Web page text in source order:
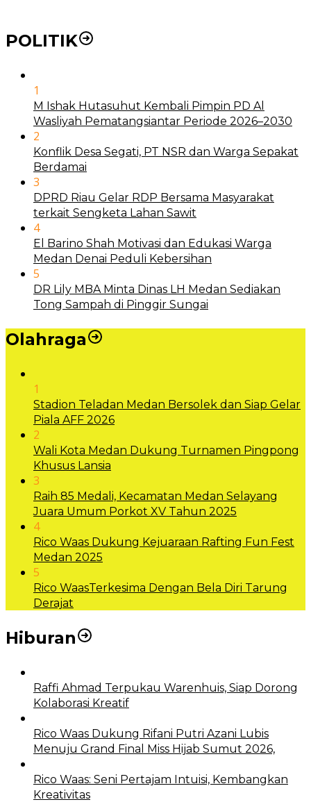
POLITIK
1
M Ishak Hutasuhut Kembali Pimpin PD Al
Wasliyah Pematangsiantar Periode 2026–2030
2
Konflik Desa Segati, PT NSR dan Warga Sepakat
Berdamai
3
DPRD Riau Gelar RDP Bersama Masyarakat
terkait Sengketa Lahan Sawit
4
El Barino Shah Motivasi dan Edukasi Warga
Medan Denai Peduli Kebersihan
5
DR Lily MBA Minta Dinas LH Medan Sediakan
Tong Sampah di Pinggir Sungai
Olahraga
1
Stadion Teladan Medan Bersolek dan Siap Gelar
Piala AFF 2026
2
Wali Kota Medan Dukung Turnamen Pingpong
Khusus Lansia
3
Raih 85 Medali, Kecamatan Medan Selayang
Juara Umum Porkot XV Tahun 2025
4
Rico Waas Dukung Kejuaraan Rafting Fun Fest
Medan 2025
5
Rico WaasTerkesima Dengan Bela Diri Tarung
Derajat
Hiburan
Raffi Ahmad Terpukau Warenhuis, Siap Dorong
Kolaborasi Kreatif
Rico Waas Dukung Rifani Putri Azani Lubis
Menuju Grand Final Miss Hijab Sumut 2026,
Rico Waas: Seni Pertajam Intuisi, Kembangkan
Kreativitas